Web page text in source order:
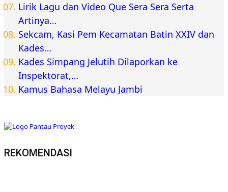
Lirik Lagu dan Video Que Sera Sera Serta
Artinya…
Sekcam, Kasi Pem Kecamatan Batin XXIV dan
Kades…
Kades Simpang Jelutih Dilaporkan ke
Inspektorat,…
Kamus Bahasa Melayu Jambi
REKOMENDASI